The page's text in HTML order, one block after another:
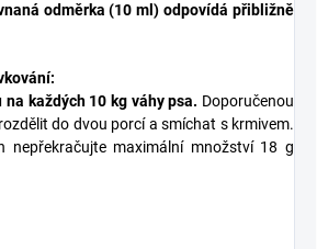
odměrka (10 ml) odpovídá přibližně
na každých 10 kg váhy psa. Doporučenou
do dvou porcí a smíchat s krmivem.
nepřekračujte maximální množství 18 g